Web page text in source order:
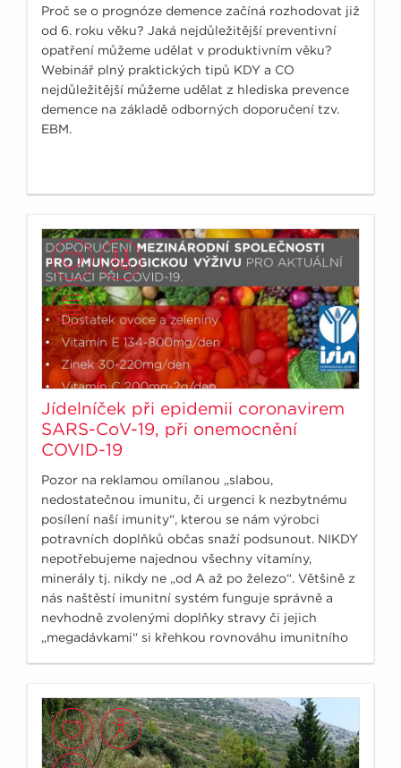
Proč se o prognóze demence začíná rozhodovat již
od 6. roku věku? Jaká nejdůležitější preventivní
opatření můžeme udělat v produktivním věku?
Webinář plný praktických tipů KDY a CO
nejdůležitější můžeme udělat z hlediska prevence
demence na základě odborných doporučení tzv.
EBM.
Jídelníček při epidemii coronavirem
SARS-CoV-19, při onemocnění
COVID-19
Pozor na reklamou omílanou „slabou,
nedostatečnou imunitu, či urgenci k nezbytnému
posílení naší imunity“, kterou se nám výrobci
potravních doplňků občas snaží podsunout. NIKDY
nepotřebujeme najednou všechny vitamíny,
minerály tj. nikdy ne „od A až po železo“. Většině z
nás naštěstí imunitní systém funguje správně a
nevhodně zvolenými doplňky stravy či jejich
„megadávkami“ si křehkou rovnováhu imunitního